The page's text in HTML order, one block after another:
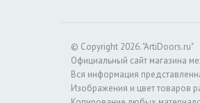
© Copyright 2026. "ArtiDoors.ru"
Официальный сайт магазина
Вся информация
Изображения и цвет товаров